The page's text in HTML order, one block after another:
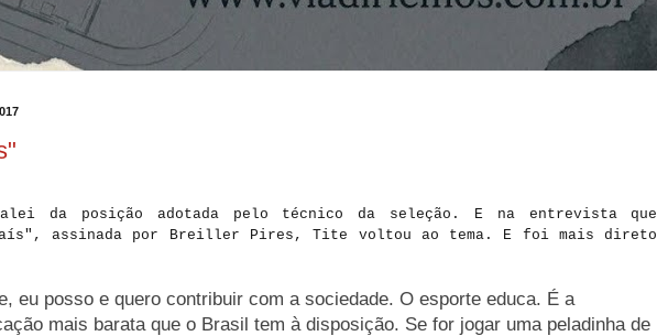
da posição adotada pelo técnico da seleção. E na entrevista que
assinada por Breiller Pires, Tite voltou ao tema. E foi mais direto
eu posso e quero contribuir com a sociedade. O esporte educa. É a
mais barata que o Brasil tem à disposição. Se for jogar uma peladinha de